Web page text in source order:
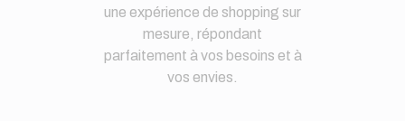
une expérience de shopping sur
mesure, répondant
parfaitement à vos besoins et à
vos envies.